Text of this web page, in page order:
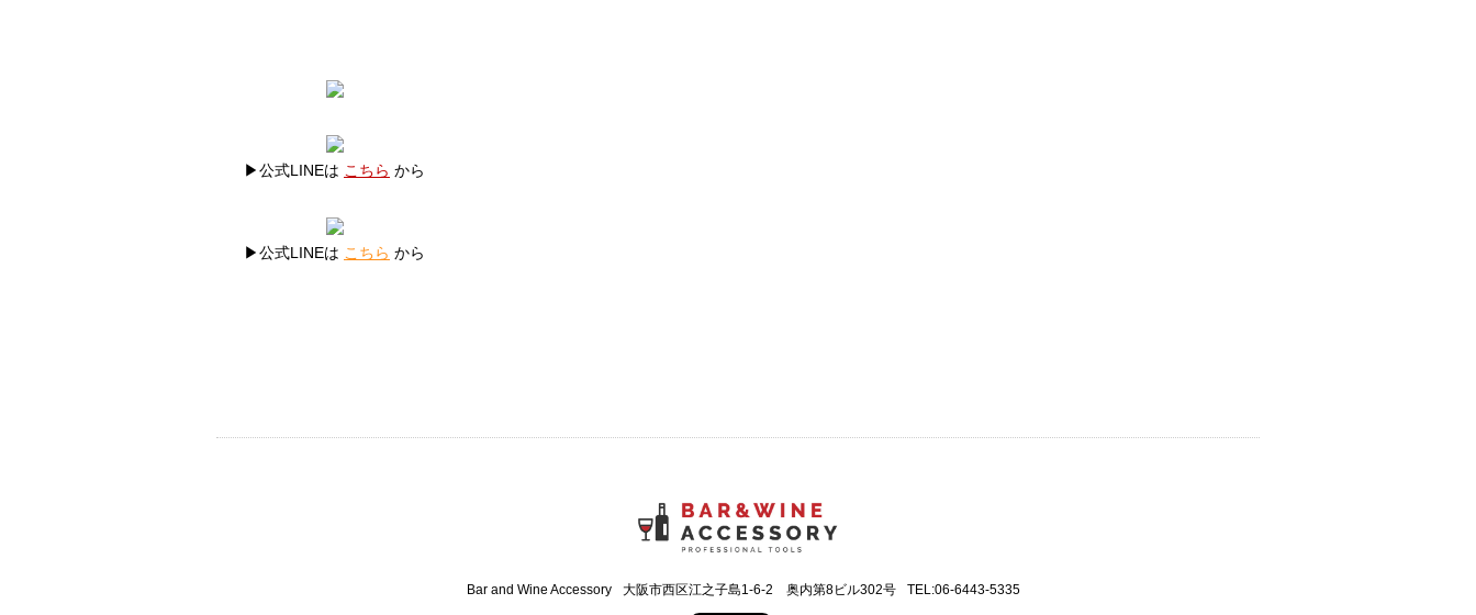
▶公式LINEは こちら から
▶公式LINEは こちら から
Bar and Wine Accessory 大阪市西区江之子島1-6-2 奥内第8ビル302号 TEL:06-6443-5335